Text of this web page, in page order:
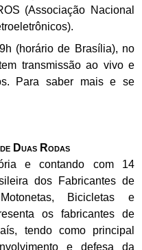
(Associação Nacional
(horário de Brasília), no
transmissão ao vivo e
Para saber mais e se
Duas Rodas
e contando com 14
dos Fabricantes de
Bicicletas e
os fabricantes de
tendo como principal
e defesa da